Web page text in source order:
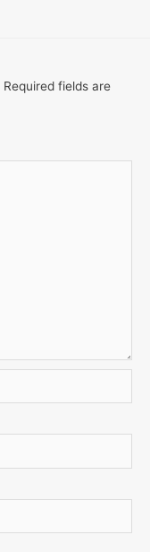
Required fields are